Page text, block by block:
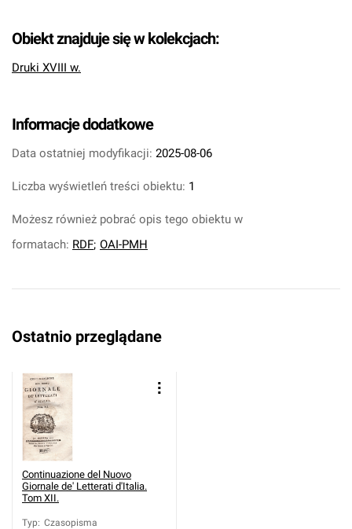
Obiekt znajduje się w kolekcjach:
Druki XVIII w.
Informacje dodatkowe
Data ostatniej modyfikacji: 2025-08-06
Liczba wyświetleń treści obiektu: 1
Możesz również pobrać opis tego obiektu w
formatach: RDF; OAI-PMH
Ostatnio przeglądane
Continuazione del Nuovo
Giornale de' Letterati d'Italia.
Tom XII.
Typ: Czasopisma